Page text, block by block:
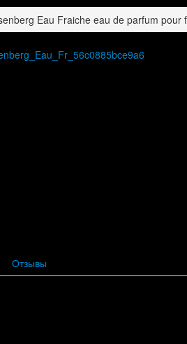
Eau Fraiche eau de parfum pour
Отзывы